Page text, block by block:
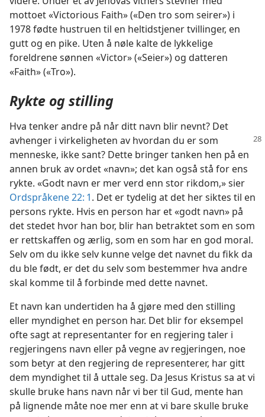
mottoet «Victorious Faith» («Den tro som seirer») i
1978 fødte hustruen til en heltidstjener tvillinger, en
gutt og en pike. Uten å nøle kalte de lykkelige
foreldrene sønnen «Victor» («Seier») og datteren
«Faith» («Tro»).
Rykte og stilling
Hva tenker andre på når ditt navn blir nevnt? Det
avhenger i virkeligheten av hvordan du er som
menneske, ikke sant? Dette bringer tanken hen på en
annen bruk av ordet «navn»; det kan også stå for ens
rykte. «Godt navn er mer verd enn stor rikdom,» sier
Ordspråkene 22: 1. Det er tydelig at det her siktes til en
persons rykte. Hvis en person har et «godt navn» på
det stedet hvor han bor, blir han betraktet som en som
er rettskaffen og ærlig, som en som har en god moral.
Selv om du ikke selv kunne velge det navnet du fikk da
du ble født, er det du selv som bestemmer hva andre
skal komme til å forbinde med dette navnet.
Et navn kan undertiden ha å gjøre med den stilling
eller myndighet en person har. Det blir for eksempel
ofte sagt at representanter for en regjering taler i
regjeringens navn eller på vegne av regjeringen, noe
som betyr at den regjering de representerer, har gitt
dem myndighet til å uttale seg. Da Jesus Kristus sa at vi
skulle bruke hans navn når vi ber til Gud, mente han
på lignende måte noe mer enn at vi bare skulle bruke